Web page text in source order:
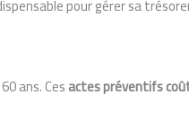
pour gérer sa
ans. Cesactes préventifs